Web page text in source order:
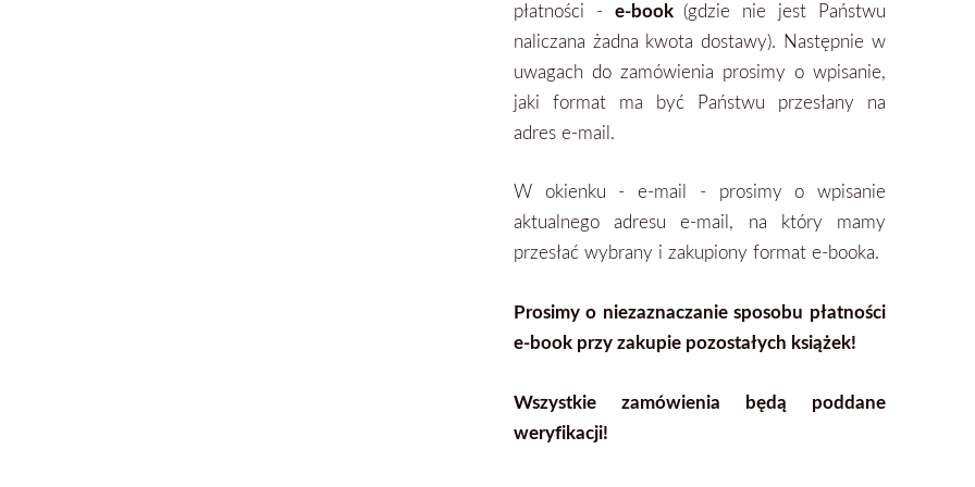
płatności - e-book (gdzie nie jest Państwu
naliczana żadna kwota dostawy). Następnie w
uwagach do zamówienia prosimy o wpisanie,
jaki format ma być Państwu przesłany na
adres e-mail.
W okienku - e-mail - prosimy o wpisanie
aktualnego adresu e-mail, na który mamy
przesłać wybrany i zakupiony format e-booka.
Prosimy o niezaznaczanie sposobu płatności
e-book przy zakupie pozostałych książek!
Wszystkie zamówienia będą poddane
weryfikacji!